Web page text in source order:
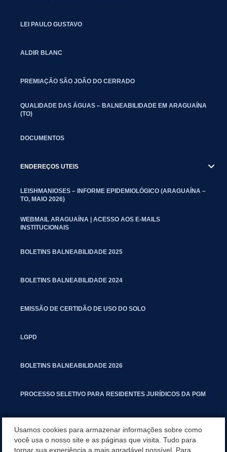
LEI PAULO GUSTAVO
ALDIR BLANC
PREMIAÇÃO SÃO JOÃO DO CERRADO
QUALIDADE DAS ÁGUAS – BALNEABILIDADE EM ARAGUAÍNA
(TO)
DOCUMENTOS
ENDEREÇOS UTEIS
LEISHMANIOSES – INFORME EPIDEMIOLÓGICO (ARAGUAÍNA –
TO, MAIO 2026)
WEBMAIL ARAGUAÍNA | ACESSO AOS E-MAILS
INSTITUCIONAIS
BOLETINS BALNEABILIDADE 2025
BOLETINS BALNEABILIDADE 2024
EMISSÃO DE CERTIDÃO DE USO DO SOLO
LGPD
BOLETINS BALNEABILIDADE 2026
PROCESSO SELETIVO PARA RESIDENTES JURÍDICOS DA PGM
Usamos cookies para armazenar informações sobre como
você usa o nosso site e as páginas que visita. Tudo para
tornar sua experiência a mais agradável possível. Para